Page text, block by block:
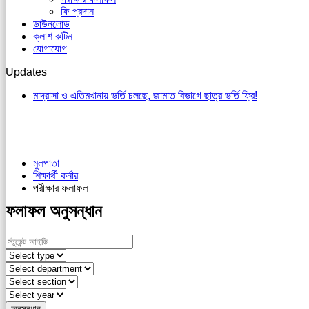
ফি প্রদান
ডাউনলোড
ক্লাশ রুটিন
যোগাযোগ
Updates
মাদ্রাসা ও এতিমখানায় ভর্তি চলছে, জামাত বিভাগে ছাত্র ভর্তি ফ্রি!
মুলপাতা
শিক্ষার্থী কর্নার
পরীক্ষার ফলাফল
ফলাফল অনুসন্ধান